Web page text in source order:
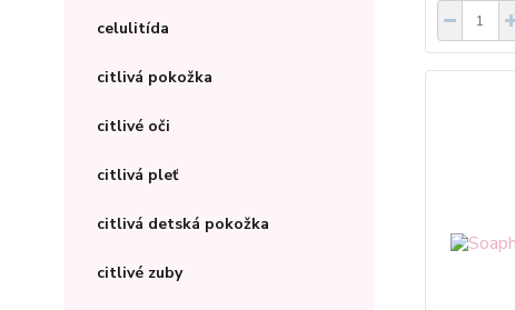
celulitída
citlivá pokožka
citlivé oči
citlivá pleť
citlivá detská pokožka
citlivé zuby